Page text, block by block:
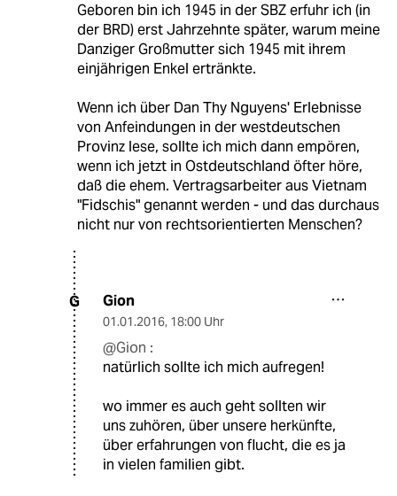
Geboren bin ich 1945 in der SBZ erfuhr ich (in
der BRD) erst Jahrzehnte später, warum meine
Danziger Großmutter sich 1945 mit ihrem
einjährigen Enkel ertränkte.
Wenn ich über Dan Thy Nguyens' Erlebnisse
von Anfeindungen in der westdeutschen
Provinz lese, sollte ich mich dann empören,
wenn ich jetzt in Ostdeutschland öfter höre,
daß die ehem. Vertragsarbeiter aus Vietnam
"Fidschis" genannt werden - und das durchaus
nicht nur von rechtsorientierten Menschen?
G Gion
01.01.2016, 18:00 Uhr
@Gion :
natürlich sollte ich mich aufregen!
wo immer es auch geht sollten wir
uns zuhören, über unsere herkünfte,
über erfahrungen von flucht, die es ja
in vielen familien gibt.